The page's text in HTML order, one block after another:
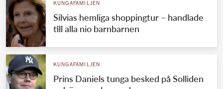
KUNGAFAMILJEN
Silvias hemliga shoppingtur – handlade
till alla nio barnbarnen
KUNGAFAMILJEN
Prins Daniels tunga besked på Solliden